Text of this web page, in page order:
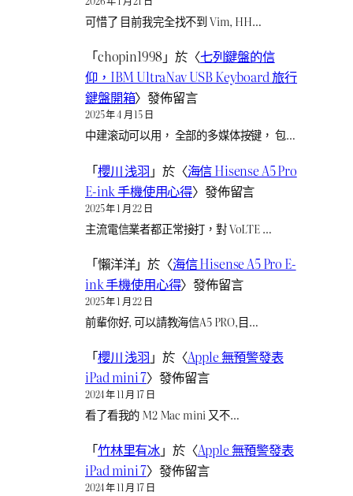
可惜了 目前我完全找不到 Vim, HH…
「chopin1998 」於〈七列鍵盤的信
仰，IBM UltraNav USB Keyboard 旅行
鍵盤開箱〉發佈留言
2025 年 4 月 15 日
中建滚动可以用， 全部的多媒体按键， 包…
「櫻川 浅羽 」於〈海信 Hisense A5 Pro
E-ink 手機使用心得〉發佈留言
2025 年 1 月 22 日
主流電信業者都正常接打，對 VoLTE …
「懶洋洋」於〈海信 Hisense A5 Pro E-
ink 手機使用心得〉發佈留言
2025 年 1 月 22 日
前輩你好, 可以請教海信A5 PRO,目…
「櫻川 浅羽 」於〈Apple 無預警發表
iPad mini 7〉發佈留言
2024 年 11 月 17 日
看了看我的 M2 Mac mini 又不…
「竹林里有冰」於〈Apple 無預警發表
iPad mini 7〉發佈留言
2024 年 11 月 17 日